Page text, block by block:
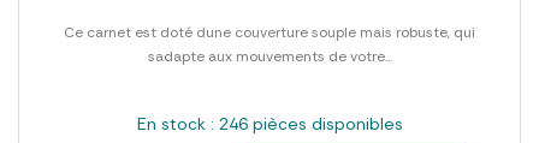
Ce carnet est doté dune couverture souple mais robuste, qui
sadapte aux mouvements de votre...
En stock : 246 pièces disponibles